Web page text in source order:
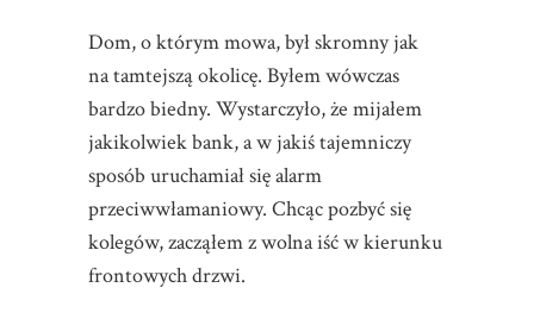
Dom, o którym mowa, był skromny jak
na tamtejszą okolicę. Byłem wówczas
bardzo biedny. Wystarczyło, że mijałem
jakikolwiek bank, a w jakiś tajemniczy
sposób uruchamiał się alarm
przeciwwłamaniowy. Chcąc pozbyć się
kolegów, zacząłem z wolna iść w kierunku
frontowych drzwi.